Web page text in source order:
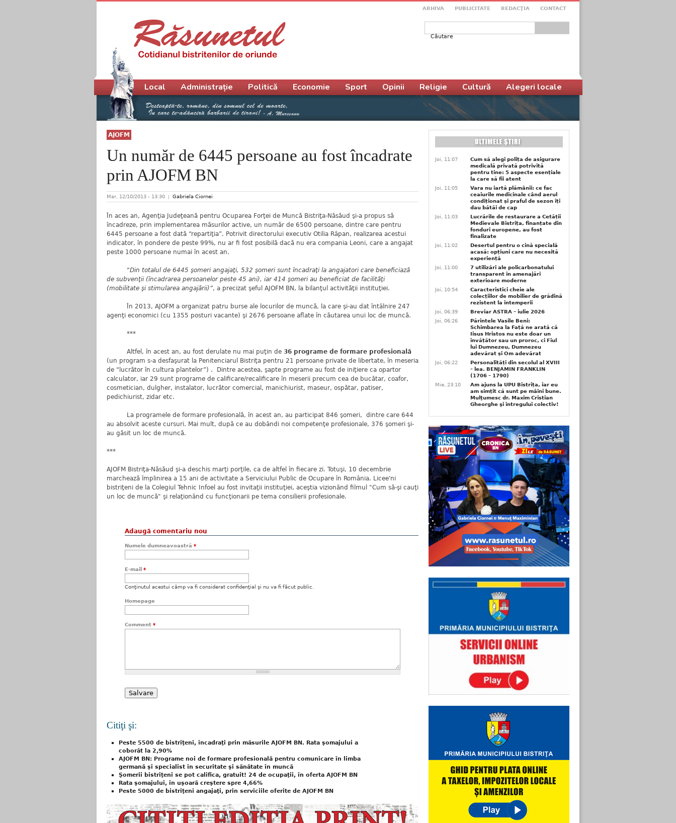
ARHIVA PUBLICITATE REDACŢIA CONTACT
Formular de căutare
AJOFM
Un număr de 6445 persoane au fost încadrate
prin AJOFM BN
Mar, 12/10/2013 - 13:30 Gabriela Ciornei
În aces an, Agenţia Judeţeană pentru Ocuparea Forţei de Muncă Bistriţa-Năsăud şi-a propus să
încadreze, prin implementarea măsurilor active, un număr de 6500 persoane, dintre care pentru
6445 persoane a fost dată “repartiţia”. Potrivit directorului executiv Otilia Râpan, realizarea acestui
indicator, în pondere de peste 99%, nu ar fi fost posibilă dacă nu era compania Leoni, care a angajat
peste 1000 persoane numai în acest an.
“Din totalul de 6445 şomeri angajaţi, 532 şomeri sunt încadraţi la angajatori care beneficiază
de subvenţii (încadrarea persoanelor peste 45 ani), iar 414 şomeri au beneficiat de facilităţi
(mobilitate şi stimularea angajării)”, a precizat şeful AJOFM BN, la bilanţul activităţii instituţiei.
În 2013, AJOFM a organizat patru burse ale locurilor de muncă, la care şi-au dat întâlnire 247
agenţi economici (cu 1355 posturi vacante) şi 2676 persoane aflate în căutarea unui loc de muncă.
***
Altfel, în acest an, au fost derulate nu mai puţin de 36 programe de formare profesională
(un program s-a desfaşurat la Penitenciarul Bistriţa pentru 21 persoane private de libertate, în meseria
de “lucrător în cultura plantelor”) . Dintre acestea, şapte programe au fost de iniţiere ca opartor
calculator, iar 29 sunt programe de calificare/recalificare în meserii precum cea de bucătar, coafor,
cosmetician, dulgher, instalator, lucrător comercial, manichiurist, maseur, ospătar, patiser,
pedichiurist, zidar etc.
La programele de formare profesională, în acest an, au participat 846 şomeri, dintre care 644
au absolvit aceste cursuri. Mai mult, după ce au dobândi noi competenţe profesionale, 376 şomeri şi-
au găsit un loc de muncă.
***
AJOFM Bistriţa-Năsăud şi-a deschis marţi porţile, ca de altfel în fiecare zi. Totuşi, 10 decembrie
marchează împlinirea a 15 ani de activitate a Serviciului Public de Ocupare în România. Licee'ni
bistriţeni de la Colegiul Tehnic Infoel au fost invitaţii instituţiei, aceştia vizionând filmul "Cum să-şi cauţi
un loc de muncă" şi relaţionând cu funcţionarii pe tema consilierii profesionale.
Adaugă comentariu nou
Numele dumneavoastră *
E-mail *
Conţinutul acestui câmp va fi considerat confidenţial şi nu va fi făcut public.
Homepage
Comment *
Citiţi şi:
Peste 5500 de bistriţeni, încadraţi prin măsurile AJOFM BN. Rata şomajului a
coborât la 2,90%
AJOFM BN: Programe noi de formare profesională pentru comunicare în limba
germană şi specialist în securitate şi sănătate în muncă
Şomerii bistriţeni se pot califica, gratuit! 24 de ocupaţii, în oferta AJOFM BN
Rata şomajului, în uşoară creştere spre 4,66%
Peste 5000 de bistriţeni angajaţi, prin serviciile oferite de AJOFM BN
Meniu principal
Local Administrație Politică Economie Sport Opinii Religie Cultură Alegeri locale
Joi, 11:07
Cum să alegi polița de asigurare
medicală privată potrivită
pentru tine: 5 aspecte esențiale
la care să fii atent
Joi, 11:05
Vara nu iartă plămânii: ce fac
ceaiurile medicinale când aerul
condiționat și praful de sezon îți
dau bătăi de cap
Joi, 11:03
Lucrările de restaurare a Cetății
Medievale Bistrița, finanțate din
fonduri europene, au fost
finalizate
Joi, 11:02
Desertul pentru o cină specială
acasă: opțiuni care nu necesită
experiență
Joi, 11:00
7 utilizări ale policarbonatului
transparent în amenajări
exterioare moderne
Joi, 10:54
Caracteristici cheie ale
colecțiilor de mobilier de grădină
rezistent la intemperii
Joi, 06:39
Breviar ASTRA – iulie 2026
Joi, 06:26
Părintele Vasile Beni:
Schimbarea la Față ne arată că
Iisus Hristos nu este doar un
învățător sau un proroc, ci Fiul
lui Dumnezeu, Dumnezeu
adevărat și Om adevărat
Joi, 06:22
Personalități din secolul al XVIII
– lea. BENJAMIN FRANKLIN
(1706 – 1790)
Mie, 23:10
Am ajuns la UPU Bistrița, iar eu
am simțit că sunt pe mâini bune.
Mulţumesc dr. Maxim Cristian
Gheorghe şi întregului colectiv!